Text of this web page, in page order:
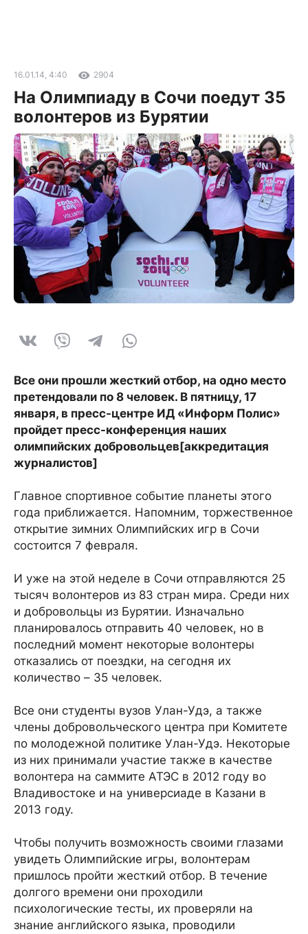
16.01.14, 4:40 2904
На Олимпиаду в Сочи поедут 35
волонтеров из Бурятии
Все они прошли жесткий отбор, на одно место
претендовали по 8 человек. В пятницу, 17
января, в пресс-центре ИД «Информ Полис»
пройдет пресс-конференция наших
олимпийских добровольцев[аккредитация
журналистов]
Главное спортивное событие планеты этого
года приближается. Напомним, торжественное
открытие зимних Олимпийских игр в Сочи
состоится 7 февраля.
И уже на этой неделе в Сочи отправляются 25
тысяч волонтеров из 83 стран мира. Среди них
и добровольцы из Бурятии. Изначально
планировалось отправить 40 человек, но в
последний момент некоторые волонтеры
отказались от поездки, на сегодня их
количество – 35 человек.
Все они студенты вузов Улан-Удэ, а также
члены добровольческого центра при Комитете
по молодежной политике Улан-Удэ. Некоторые
из них принимали участие также в качестве
волонтера на саммите АТЭС в 2012 году во
Владивостоке и на универсиаде в Казани в
2013 году.
Чтобы получить возможность своими глазами
увидеть Олимпийские игры, волонтерам
пришлось пройти жесткий отбор. В течение
долгого времени они проходили
психологические тесты, их проверяли на
знание английского языка, проводили